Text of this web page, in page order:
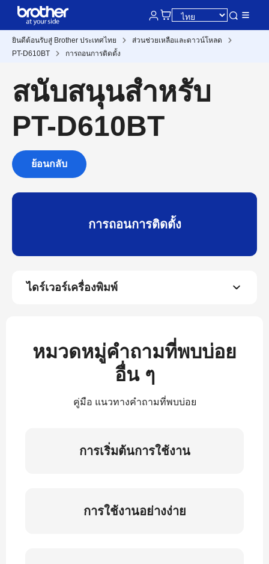
ยินดีต้อนรับสู่ Brother ประเทศไทย
ส่วนช่วยเหลือและดาวน์โหลด
PT-D610BT
การถอนการติดตั้ง
สนับสนุนสำหรับ
PT-D610BT
ย้อนกลับ
การถอนการติดตั้ง
ไดร์เวอร์เครื่องพิมพ์
หมวดหมู่คำถามที่พบบ่อย
อื่น ๆ
คู่มือ แนวทางคำถามที่พบบ่อย
การเริ่มต้นการใช้งาน
การใช้งานอย่างง่าย